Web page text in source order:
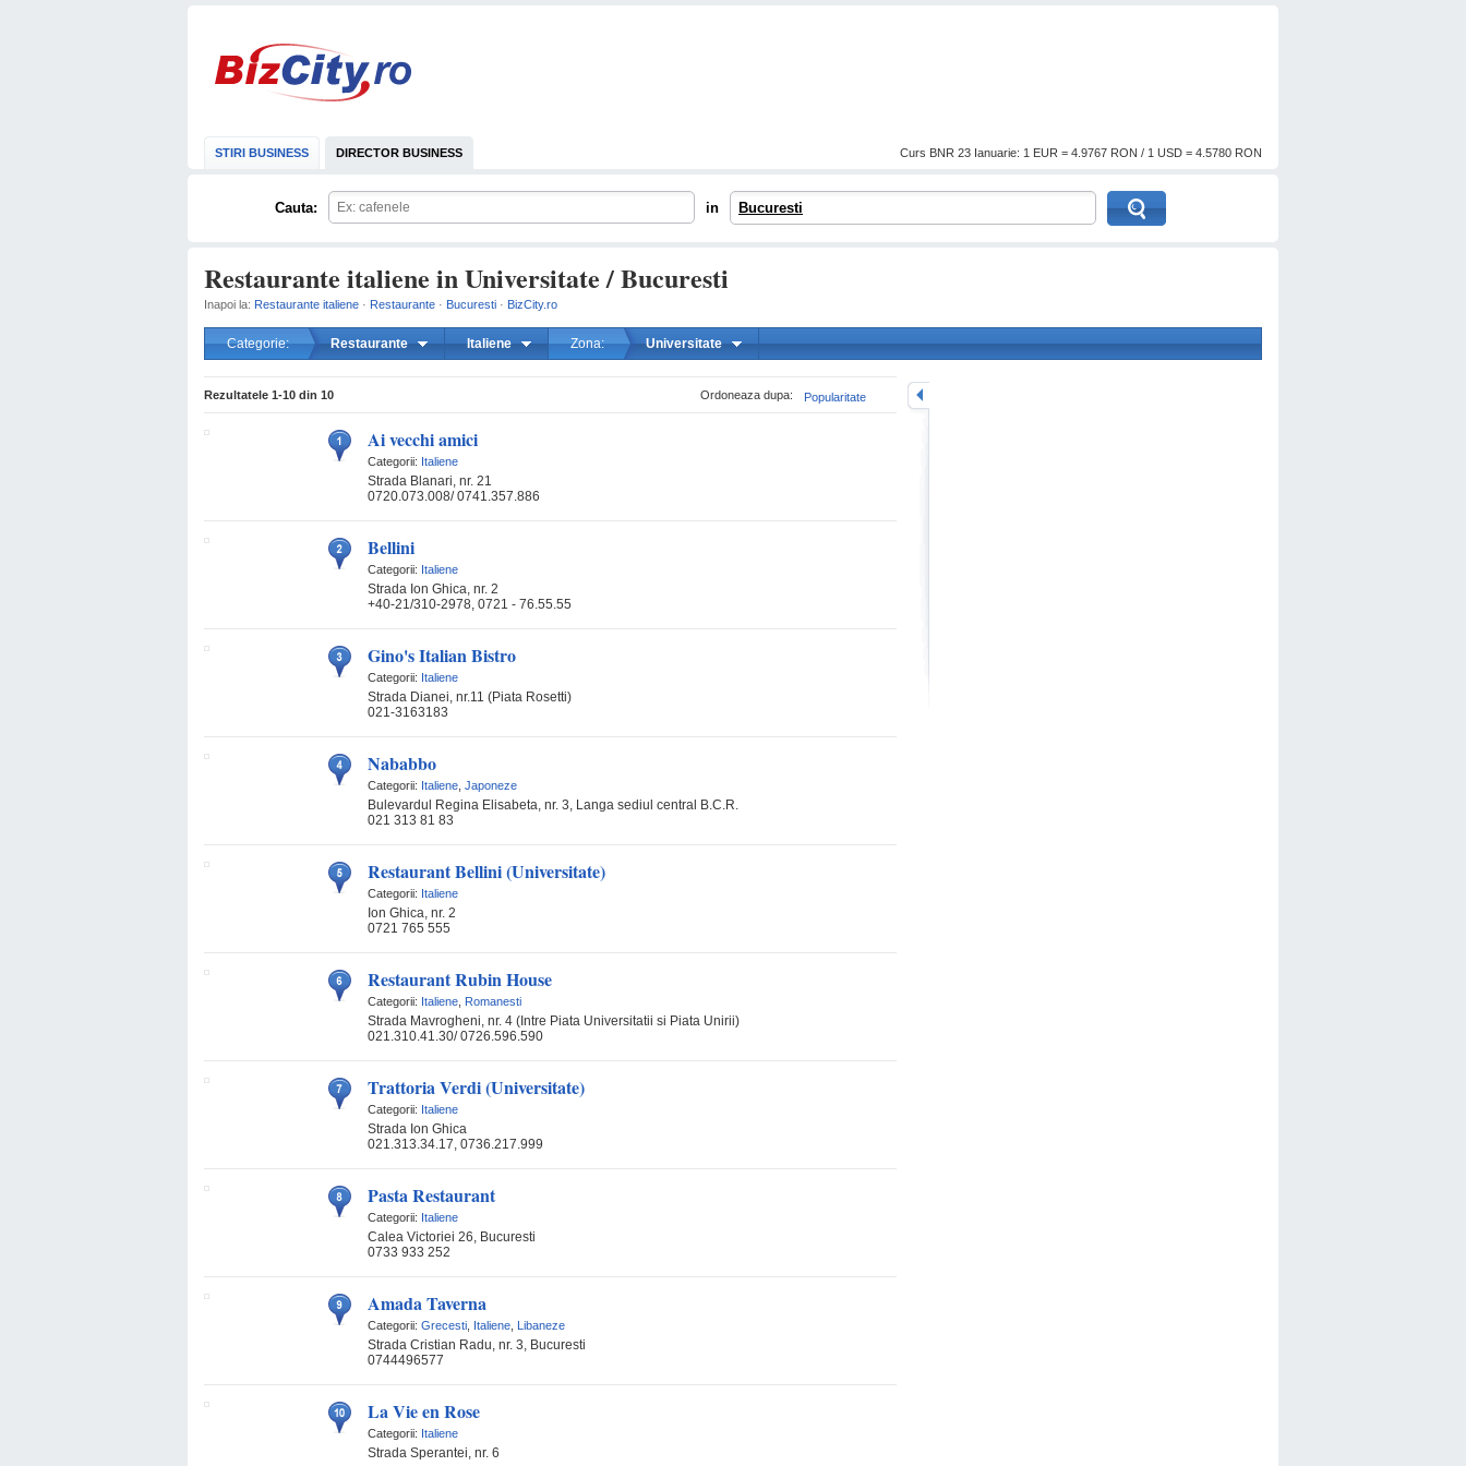
STIRI BUSINESS DIRECTOR BUSINESS Curs BNR 23 Ianuarie: 1 EUR = 4.9767 RON / 1 USD = 4.5780 RON
Cauta: in Bucuresti
Restaurante italiene in Universitate / Bucuresti
Inapoi la: Restaurante italiene · Restaurante · Bucuresti · BizCity.ro
Categorie: Restaurante Italiene Zona: Universitate
Popularitate
Ordoneaza dupa:
Rezultatele 1-10 din 10
Ai vecchi amici
Categorii: Italiene
Strada Blanari, nr. 21
0720.073.008/ 0741.357.886
Bellini
Categorii: Italiene
Strada Ion Ghica, nr. 2
+40-21/310-2978, 0721 - 76.55.55
Gino's Italian Bistro
Categorii: Italiene
Strada Dianei, nr.11 (Piata Rosetti)
021-3163183
Nababbo
Categorii: Italiene Japoneze
Bulevardul Regina Elisabeta, nr. 3, Langa sediul central B.C.R.
021 313 81 83
Restaurant Bellini (Universitate)
Categorii: Italiene
Ion Ghica, nr. 2
0721 765 555
Restaurant Rubin House
Categorii: Italiene Romanesti
Strada Mavrogheni, nr. 4 (Intre Piata Universitatii si Piata Unirii)
021.310.41.30/ 0726.596.590
Trattoria Verdi (Universitate)
Categorii: Italiene
Strada Ion Ghica
021.313.34.17, 0736.217.999
Pasta Restaurant
Categorii: Italiene
Calea Victoriei 26, Bucuresti
0733 933 252
Amada Taverna
Categorii: Grecesti Italiene Libaneze
Strada Cristian Radu, nr. 3, Bucuresti
0744496577
La Vie en Rose
Categorii: Italiene
Strada Sperantei, nr. 6